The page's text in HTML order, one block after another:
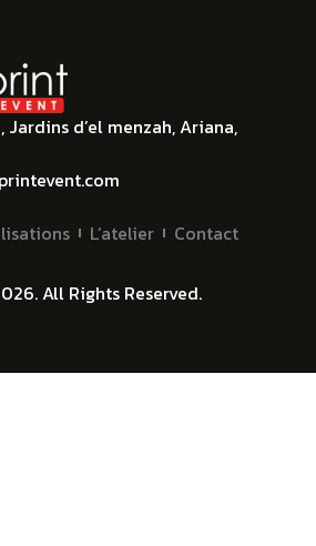
d’el menzah, Ariana,
L’atelier Contact
All Rights Reserved.